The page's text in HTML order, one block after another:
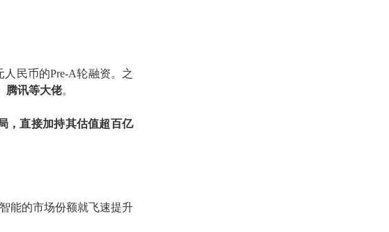
人民币的Pre-A轮融资。之
腾讯等大佬。
，直接加持其估值超百亿
能的市场份额就飞速提升